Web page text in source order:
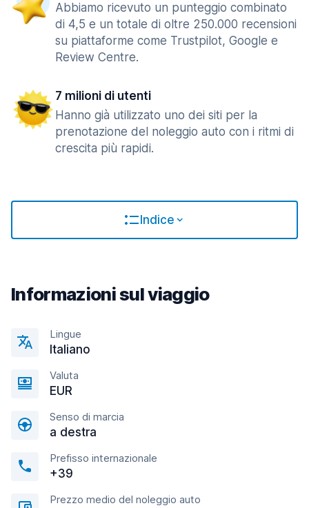
Abbiamo ricevuto un punteggio combinato
di 4,5 e un totale di oltre 250.000 recensioni
su piattaforme come Trustpilot, Google e
Review Centre.
7 milioni di utenti
Hanno già utilizzato uno dei siti per la
prenotazione del noleggio auto con i ritmi di
crescita più rapidi.
Indice
Informazioni sul viaggio
Lingue
Italiano
Valuta
EUR
Senso di marcia
a destra
Prefisso internazionale
+39
Prezzo medio del noleggio auto